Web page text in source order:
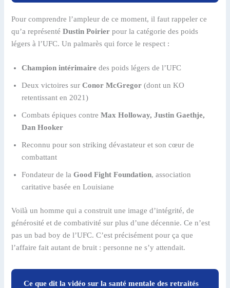
Pour comprendre l’ampleur de ce moment, il faut rappeler ce
qu’a représentéDustin Poirier pour la catégorie des poids
légers à l’UFC. Un palmarès qui force le respect :
Champion intérimaire des poids légers de l’UFC
Deux victoires surConor McGregor (dont un KO
retentissant en 2021)
Combats épiques contreMax Holloway, Justin Gaethje,
Dan Hooker
Reconnu pour son striking dévastateur et son cœur de
combattant
Fondateur de laGood Fight Foundation, association
caritative basée en Louisiane
Voilà un homme qui a construit une image d’intégrité, de
générosité et de combativité sur plus d’une décennie. Ce n’est
pas un bad boy de l’UFC. C’est précisément pour ça que
l’affaire fait autant de bruit : personne ne s’y attendait.
Ce que dit la vidéo sur la santé mentale des retraités